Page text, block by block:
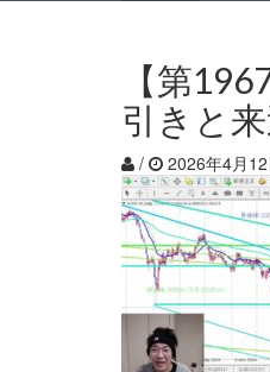
【第
引きと
/ 2026年4月12